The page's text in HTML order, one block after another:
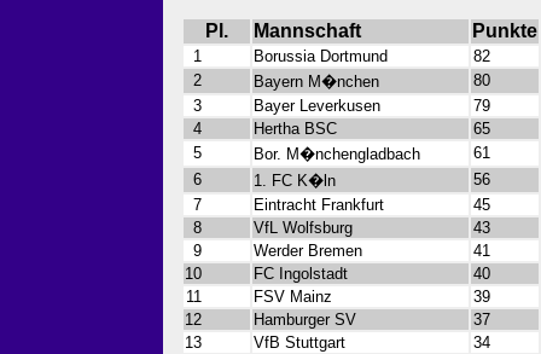
Pl. Mannschaft Punkte
1 Borussia Dortmund
82
2
Bayern M�nchen
80
3
Bayer Leverkusen
79
4
Hertha BSC
65
5
Bor. M�nchengladbach
61
6
1. FC K�ln
56
7
Eintracht Frankfurt
45
8
VfL Wolfsburg
43
9
Werder Bremen
41
10
FC Ingolstadt
40
11
FSV Mainz
39
12
Hamburger SV
37
13
VfB Stuttgart
34